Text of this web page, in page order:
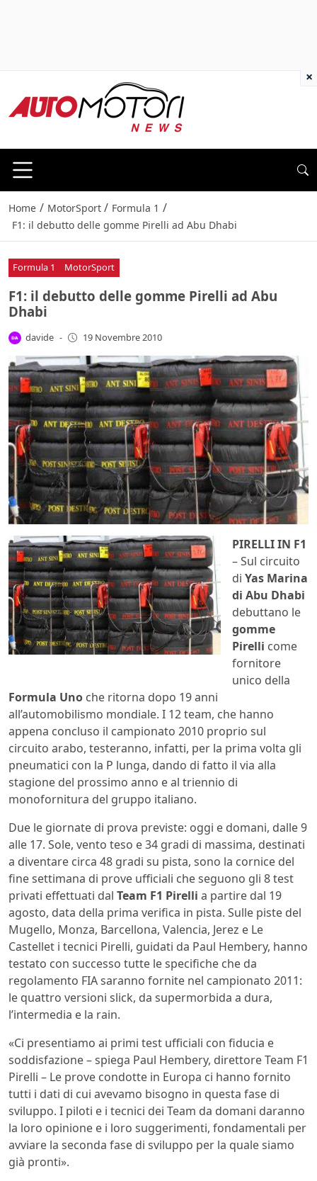
Home / MotorSport / Formula 1 /
F1: il debutto delle gomme Pirelli ad Abu Dhabi
Formula 1 MotorSport
F1: il debutto delle gomme Pirelli ad Abu
Dhabi
davide - 19 Novembre 2010
PIRELLI IN F1
– Sul circuito
di Yas Marina
di Abu Dhabi
debuttano le
gomme
Pirelli come
fornitore
unico della
Formula Uno che ritorna dopo 19 anni
all’automobilismo mondiale. I 12 team, che hanno
appena concluso il campionato 2010 proprio sul
circuito arabo, testeranno, infatti, per la prima volta gli
pneumatici con la P lunga, dando di fatto il via alla
stagione del prossimo anno e al triennio di
monofornitura del gruppo italiano.
Due le giornate di prova previste: oggi e domani, dalle 9
alle 17. Sole, vento teso e 34 gradi di massima, destinati
a diventare circa 48 gradi su pista, sono la cornice del
fine settimana di prove ufficiali che seguono gli 8 test
privati effettuati dal Team F1 Pirelli a partire dal 19
agosto, data della prima verifica in pista. Sulle piste del
Mugello, Monza, Barcellona, Valencia, Jerez e Le
Castellet i tecnici Pirelli, guidati da Paul Hembery, hanno
testato con successo tutte le specifiche che da
regolamento FIA saranno fornite nel campionato 2011:
le quattro versioni slick, da supermorbida a dura,
l’intermedia e la rain.
«Ci presentiamo ai primi test ufficiali con fiducia e
soddisfazione – spiega Paul Hembery, direttore Team F1
Pirelli – Le prove condotte in Europa ci hanno fornito
tutti i dati di cui avevamo bisogno in questa fase di
sviluppo. I piloti e i tecnici dei Team da domani daranno
la loro opinione e i loro suggerimenti, fondamentali per
avviare la seconda fase di sviluppo per la quale siamo
già pronti».
×